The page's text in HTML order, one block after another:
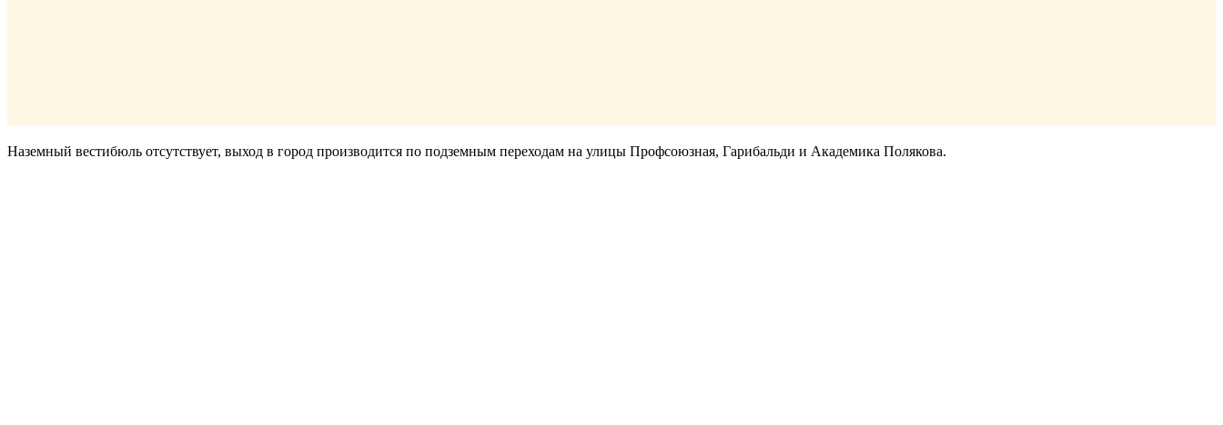
Наземный вестибюль отсутствует, выход в город производится по подземным переходам на улицы Профсоюзная, Гарибальди и Академика Полякова.